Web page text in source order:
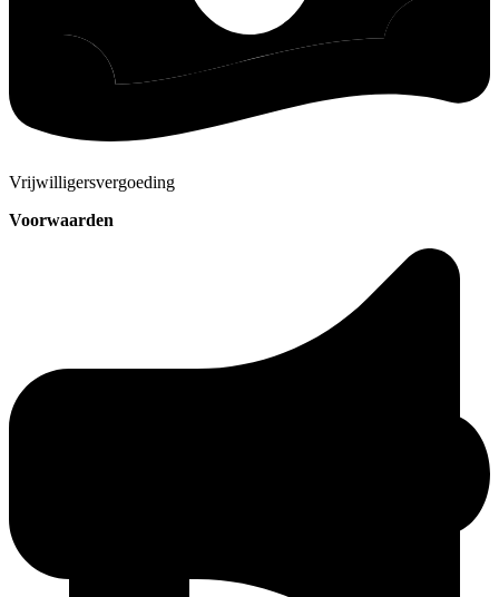
Vrijwilligersvergoeding
Voorwaarden